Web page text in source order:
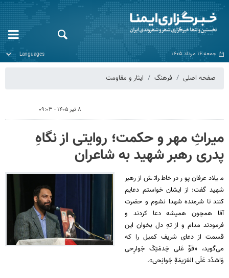
جمعه ۱۶ مرداد ۱۴۰۵
صفحه اصلی فرهنگ ایثار و مقاومت
۸ تیر ۱۴۰۵ - ۰۹:۰۳
میراثِ مهر و حکمت؛ روایتی از نگاهِ
پدری رهبر شهید به شاعران
میلاد عرفان‌پور در خاطراتش از رهبر
شهید گفت: از ایشان خواستم دعایم
کنند تا شرمنده شهدا نشوم و حضرت
آقا همچون همیشه دعا کردند و
فرمودند مدام و از تهِ دل بخوان این
قسمت از دعای شریف کمیل را که
می‌گوید، «قَوِّ عَلی خِدمَتِکَ جَوارِحی
وَاشدُد عَلَی العَزیمَةِ جَوانِحی».